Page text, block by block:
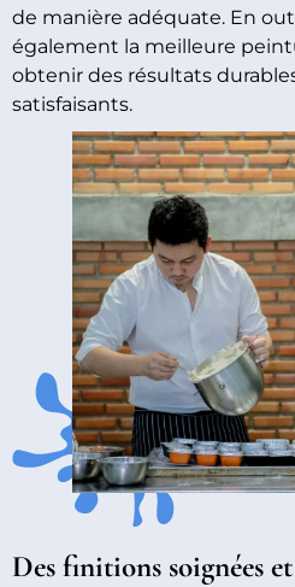
de manière adéquate. En
également la meilleure
obtenir des résultats
satisfaisants.
Des finitions soignées